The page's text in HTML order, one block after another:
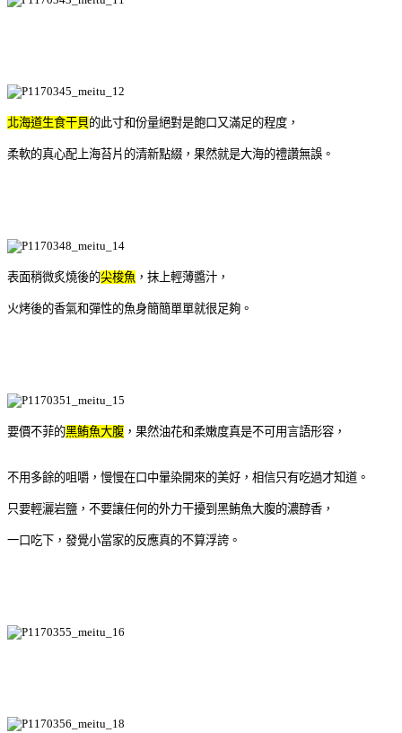
北海道生食干貝的此寸和份量絕對是飽口又滿足的程度，
柔軟的真心配上海苔片的清新點綴，果然就是大海的禮讚無誤。
表面稍微炙燒後的尖梭魚 ，抹上輕薄醬汁，
火烤後的香氣和彈性的魚身簡簡單單就很足夠。
要價不菲的黑鮪魚大腹 ， 果然油花和柔嫩度真是不可用言語形容，
不用多餘的咀嚼，慢慢在口中暈染開來的美好，相信只有吃過才知道。
只要輕灑岩鹽，不要讓任何的外力干擾到黑鮪魚大腹的濃醇香，
一口吃下，發覺小當家的反應真的不算浮誇。